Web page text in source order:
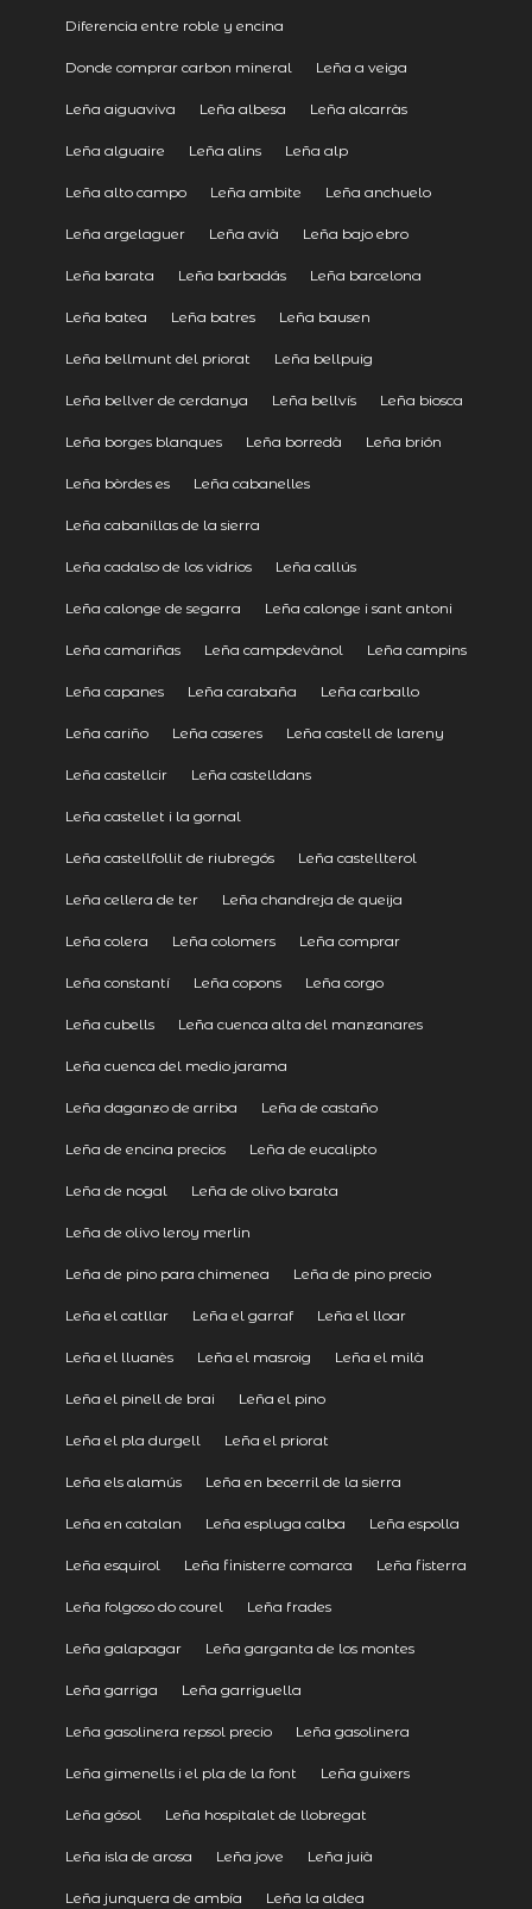
Diferencia entre roble y encina
Donde comprar carbon mineral Leña a veiga
Leña aiguaviva Leña albesa Leña alcarràs
Leña alguaire Leña alins Leña alp
Leña alto campo Leña ambite Leña anchuelo
Leña argelaguer Leña avià Leña bajo ebro
Leña barata Leña barbadás Leña barcelona
Leña batea Leña batres Leña bausen
Leña bellmunt del priorat Leña bellpuig
Leña bellver de cerdanya Leña bellvís Leña biosca
Leña borges blanques Leña borredà Leña brión
Leña bòrdes es Leña cabanelles
Leña cabanillas de la sierra
Leña cadalso de los vidrios Leña callús
Leña calonge de segarra Leña calonge i sant antoni
Leña camariñas Leña campdevànol Leña campins
Leña capanes Leña carabaña Leña carballo
Leña cariño Leña caseres Leña castell de lareny
Leña castellcir Leña castelldans
Leña castellet i la gornal
Leña castellfollit de riubregós Leña castellterol
Leña cellera de ter Leña chandreja de queija
Leña colera Leña colomers Leña comprar
Leña constantí Leña copons Leña corgo
Leña cubells Leña cuenca alta del manzanares
Leña cuenca del medio jarama
Leña daganzo de arriba Leña de castaño
Leña de encina precios Leña de eucalipto
Leña de nogal Leña de olivo barata
Leña de olivo leroy merlin
Leña de pino para chimenea Leña de pino precio
Leña el catllar Leña el garraf Leña el lloar
Leña el lluanès Leña el masroig Leña el milà
Leña el pinell de brai Leña el pino
Leña el pla durgell Leña el priorat
Leña els alamús Leña en becerril de la sierra
Leña en catalan Leña espluga calba Leña espolla
Leña esquirol Leña finisterre comarca Leña fisterra
Leña folgoso do courel Leña frades
Leña galapagar Leña garganta de los montes
Leña garriga Leña garriguella
Leña gasolinera repsol precio Leña gasolinera
Leña gimenells i el pla de la font Leña guixers
Leña gósol Leña hospitalet de llobregat
Leña isla de arosa Leña jove Leña juià
Leña junquera de ambía Leña la aldea